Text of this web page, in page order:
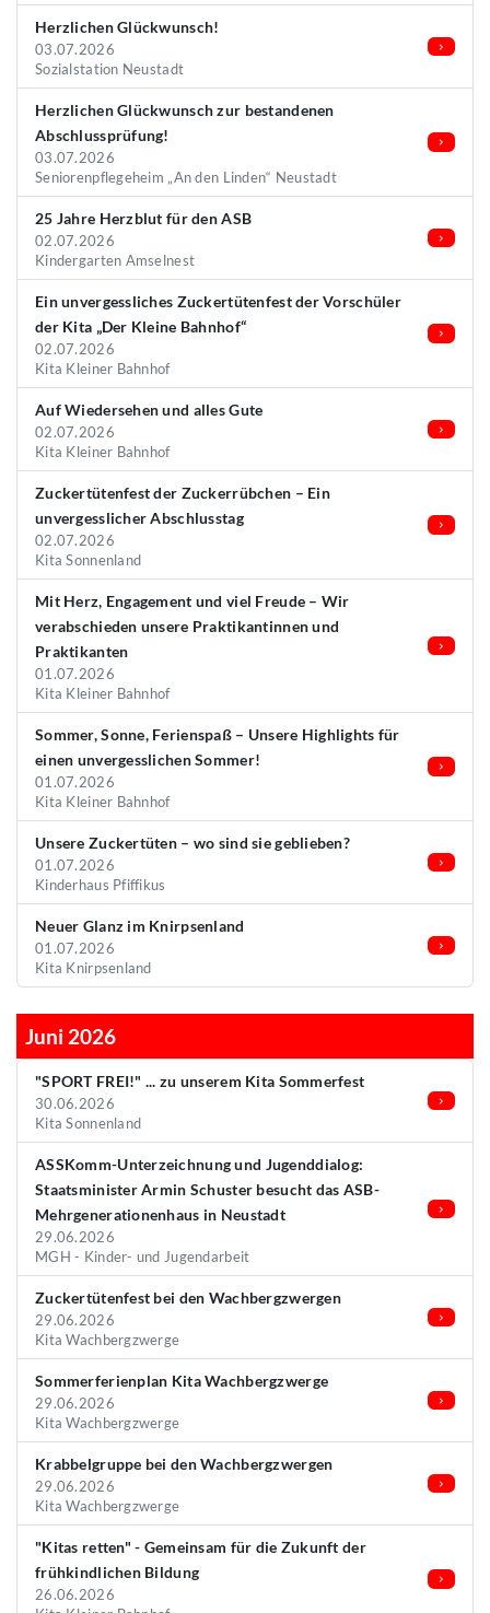
Herzlichen Glückwunsch!
03.07.2026
Sozialstation Neustadt
Herzlichen Glückwunsch zur bestandenen
Abschlussprüfung!
03.07.2026
Seniorenpflegeheim „An den Linden“ Neustadt
25 Jahre Herzblut für den ASB
02.07.2026
Kindergarten Amselnest
Ein unvergessliches Zuckertütenfest der Vorschüler
der Kita „Der Kleine Bahnhof“
02.07.2026
Kita Kleiner Bahnhof
Auf Wiedersehen und alles Gute
02.07.2026
Kita Kleiner Bahnhof
Zuckertütenfest der Zuckerrübchen – Ein
unvergesslicher Abschlusstag
02.07.2026
Kita Sonnenland
Mit Herz, Engagement und viel Freude – Wir
verabschieden unsere Praktikantinnen und
Praktikanten
01.07.2026
Kita Kleiner Bahnhof
Sommer, Sonne, Ferienspaß – Unsere Highlights für
einen unvergesslichen Sommer!
01.07.2026
Kita Kleiner Bahnhof
Unsere Zuckertüten – wo sind sie geblieben?
01.07.2026
Kinderhaus Pfiffikus
Neuer Glanz im Knirpsenland
01.07.2026
Kita Knirpsenland
Juni 2026
"SPORT FREI!" ... zu unserem Kita Sommerfest
30.06.2026
Kita Sonnenland
ASSKomm-Unterzeichnung und Jugenddialog:
Staatsminister Armin Schuster besucht das ASB-
Mehrgenerationenhaus in Neustadt
29.06.2026
MGH - Kinder- und Jugendarbeit
Zuckertütenfest bei den Wachbergzwergen
29.06.2026
Kita Wachbergzwerge
Sommerferienplan Kita Wachbergzwerge
29.06.2026
Kita Wachbergzwerge
Krabbelgruppe bei den Wachbergzwergen
29.06.2026
Kita Wachbergzwerge
"Kitas retten" - Gemeinsam für die Zukunft der
frühkindlichen Bildung
26.06.2026